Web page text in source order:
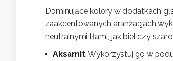
Dominujące kolory w dodatkach
zaakcentowanych aranżacjach
neutralnymi tłami, jak biel czy
Aksamit: Wykorzystuj go w